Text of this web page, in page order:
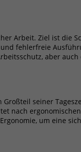
Arbeit. Ziel ist die
fehlerfreie
aber
seiner
nach
um eine
zu, um eindeutige
Die Daten werde lokal
gespeichert und sind
_pk_ref
Matomo